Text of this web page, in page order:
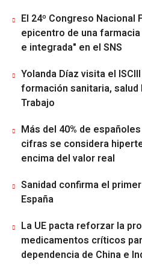
El 24º Congreso
epicentro de una
e integrada" en el SNS
Yolanda Díaz visita el
formación sanitaria, salud
Trabajo
Más del 40% de
cifras se considera
encima del valor real
Sanidad confirma el
España
La UE pacta reforzar la
medicamentos críticos
dependencia de China e